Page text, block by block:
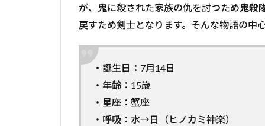
が、鬼に殺された家族の仇を討つため鬼殺
戻すため剣士となります。そんな物語の中
・誕生日：7月14日
・年齢：15歳
・星座：蟹座
・呼吸：水→日（ヒノカミ神楽）